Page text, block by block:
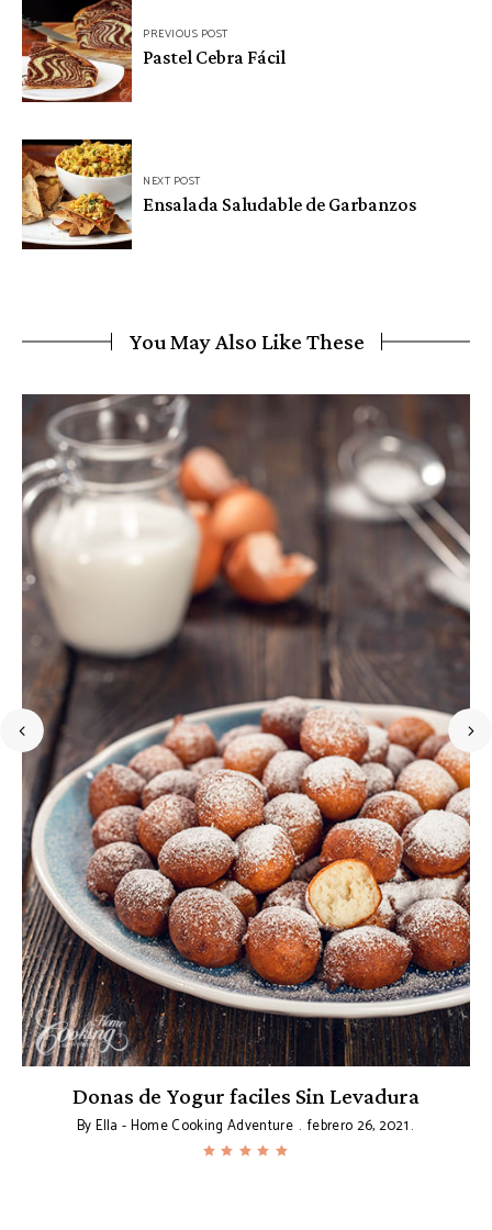
Navegación
de
entradas
PREVIOUS POST
Pastel Cebra Fácil
NEXT POST
Ensalada Saludable de Garbanzos
You May Also Like These
Donas de Yogur faciles Sin Levadura
ByElla - Home Cooking Adventure febrero 26, 2021